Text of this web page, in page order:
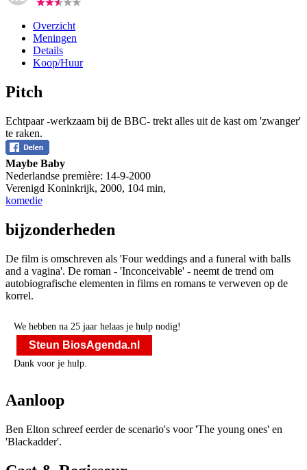
Overzicht
Meningen
Details
Koop/Huur
Pitch
Echtpaar -werkzaam bij de BBC- trekt alles uit de kast om 'zwanger'
te raken.
Maybe Baby
Nederlandse première: 14-9-2000
Verenigd Koninkrijk, 2000, 104 min,
komedie
bijzonderheden
De film is omschreven als 'Four weddings and a funeral with balls
and a vagina'. De roman - 'Inconceivable' - neemt de trend om
autobiografische elementen in films en romans te verweven op de
korrel.
We hebben na 25 jaar helaas je hulp nodig!
Steun BiosAgenda.nl
Dank voor je hulp.
Aanloop
Ben Elton schreef eerder de scenario's voor 'The young ones' en
'Blackadder'.